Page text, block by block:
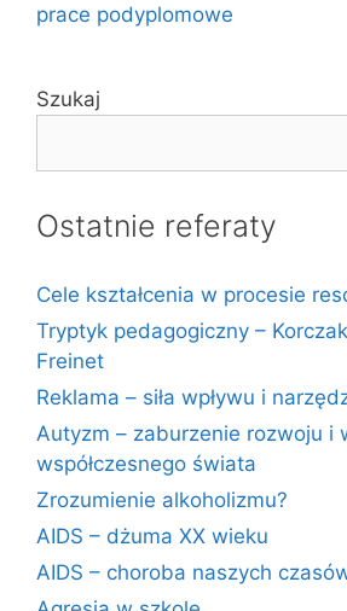
prace podyplomowe
Szukaj
Ostatnie referaty
Cele kształcenia w procesie
Tryptyk pedagogiczny –
Freinet
Reklama – siła wpływu i
Autyzm – zaburzenie rozwoju i
współczesnego świata
Zrozumienie alkoholizmu?
AIDS – dżuma XX wieku
AIDS – choroba naszych